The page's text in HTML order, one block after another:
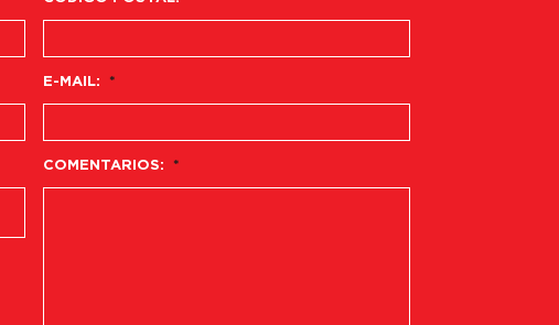
E-MAIL: *
COMENTARIOS: *